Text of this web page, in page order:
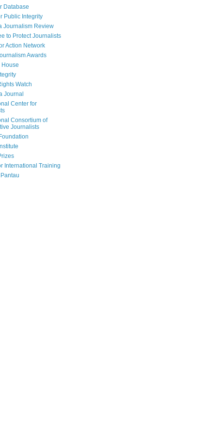
Database
Public Integrity
Journalism Review
to Protect Journalists
Action Network
Awards
House
Watch
Journal
Center for
Consortium of
Journalists
International Training